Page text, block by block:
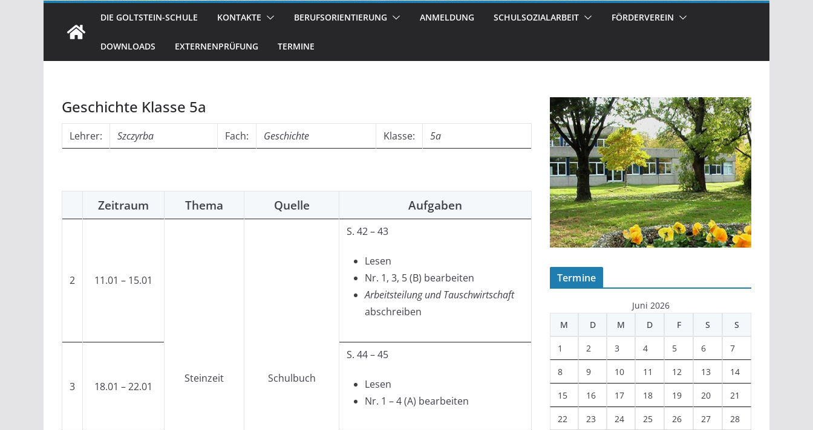
DIE GOLTSTEIN-SCHULE KONTAKTE BERUFSORIENTIERUNG ANMELDUNG SCHULSOZIALARBEIT FÖRDERVEREIN
DOWNLOADS EXTERNENPRÜFUNG TERMINE
Geschichte Klasse 5a
Lehrer: Szczyrba Fach: Geschichte Klasse: 5a
Zeitraum Thema Quelle Aufgaben
2 11.01 – 15.01
Steinzeit Schulbuch
S. 42 – 43
Lesen
Nr. 1, 3, 5 (B) bearbeiten
Arbeitsteilung und Tauschwirtschaft
abschreiben
3 18.01 – 22.01
S. 44 – 45
Lesen
Nr. 1 – 4 (A) bearbeiten
Termine
Juni 2026
M
D M D F S S
1 2 3 4 5 6 7
8 9 10 11 12 13 14
15 16 17 18 19 20 21
22 23 24 25 26 27 28